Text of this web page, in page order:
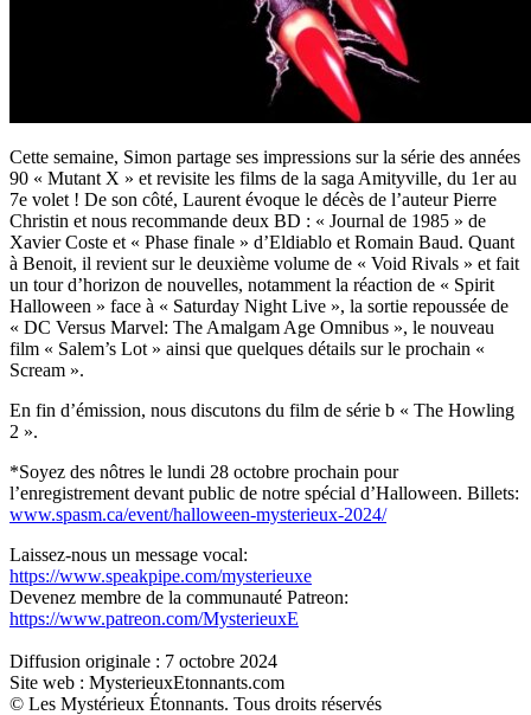
Cette semaine, Simon partage ses impressions sur la série des années
90 « Mutant X » et revisite les films de la saga Amityville, du 1er au
7e volet ! De son côté, Laurent évoque le décès de l’auteur Pierre
Christin et nous recommande deux BD : « Journal de 1985 » de
Xavier Coste et « Phase finale » d’Eldiablo et Romain Baud. Quant
à Benoit, il revient sur le deuxième volume de « Void Rivals » et fait
un tour d’horizon de nouvelles, notamment la réaction de « Spirit
Halloween » face à « Saturday Night Live », la sortie repoussée de
« DC Versus Marvel: The Amalgam Age Omnibus », le nouveau
film « Salem’s Lot » ainsi que quelques détails sur le prochain «
Scream ».
En fin d’émission, nous discutons du film de série b « The Howling
2 ».
*Soyez des nôtres le lundi 28 octobre prochain pour
l’enregistrement devant public de notre spécial d’Halloween. Billets:
www.spasm.ca/event/halloween-mysterieux-2024/
Laissez-nous un message vocal:
https://www.speakpipe.com/mysterieuxe
Devenez membre de la communauté Patreon:
https://www.patreon.com/MysterieuxE
Diffusion originale : 7 octobre 2024
Site web : MysterieuxEtonnants.com
© Les Mystérieux Étonnants. Tous droits réservés